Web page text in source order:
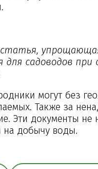
садоводов
могут без
Также за
Эти документы
на добычу воды.